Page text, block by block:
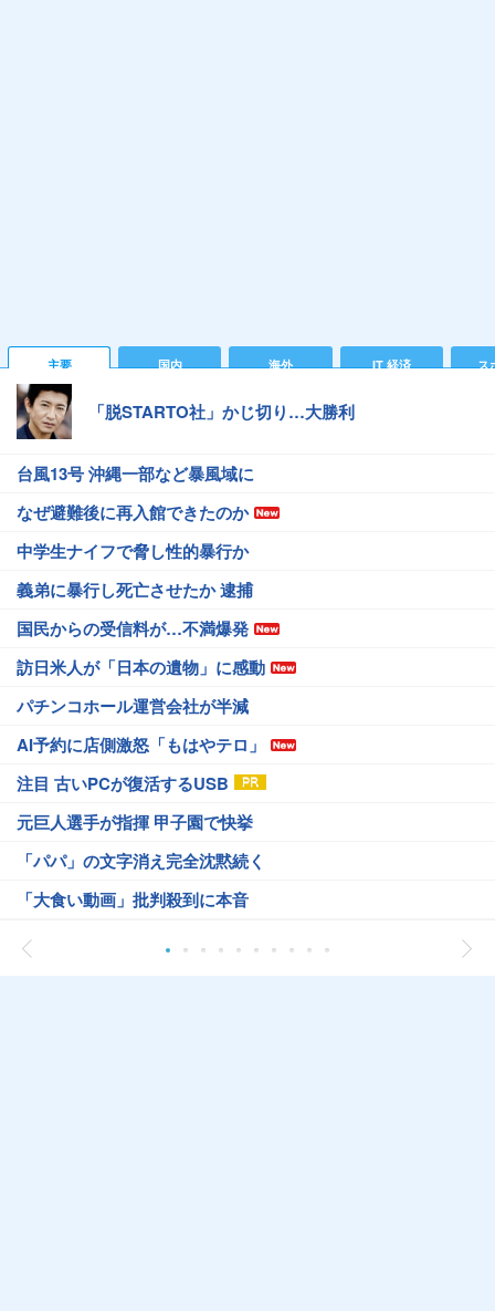
主要 国内 海外 IT 経済 ス
「脱STARTO社」かじ切り…大勝利
台風13号 沖縄一部など暴風域に
なぜ避難後に再入館できたのか
中学生ナイフで脅し性的暴行か
義弟に暴行し死亡させたか 逮捕
国民からの受信料が…不満爆発
訪日米人が「日本の遺物」に感動
パチンコホール運営会社が半減
AI予約に店側激怒「もはやテロ」
注目 古いPCが復活するUSB
元巨人選手が指揮 甲子園で快挙
「パパ」の文字消え完全沈黙続く
「大食い動画」批判殺到に本音